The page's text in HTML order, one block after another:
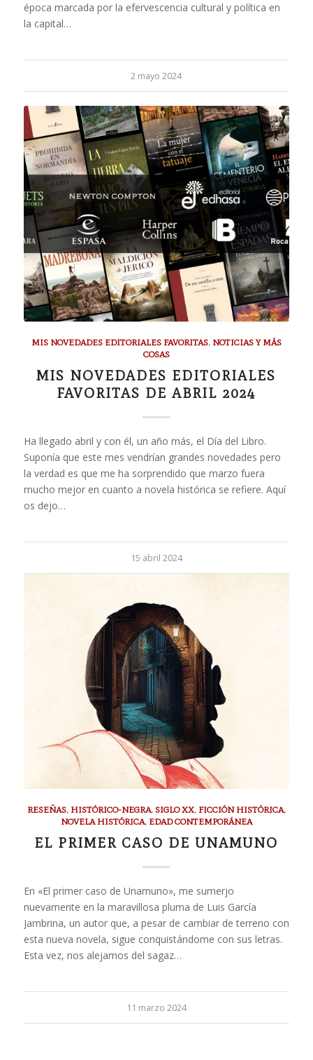
época marcada por la efervescencia cultural y política en
la capital…
2 mayo 2024
MIS NOVEDADES EDITORIALES FAVORITAS, NOTICIAS Y MÁS
COSAS
MIS NOVEDADES EDITORIALES
FAVORITAS DE ABRIL 2024
Ha llegado abril y con él, un año más, el Día del Libro.
Suponía que este mes vendrían grandes novedades pero
la verdad es que me ha sorprendido que marzo fuera
mucho mejor en cuanto a novela histórica se refiere. Aquí
os dejo…
15 abril 2024
RESEÑAS, HISTÓRICO-NEGRA, SIGLO XX, FICCIÓN HISTÓRICA,
NOVELA HISTÓRICA, EDAD CONTEMPORÁNEA
EL PRIMER CASO DE UNAMUNO
En «El primer caso de Unamuno», me sumerjo
nuevamente en la maravillosa pluma de Luis García
Jambrina, un autor que, a pesar de cambiar de terreno con
esta nueva novela, sigue conquistándome con sus letras.
Esta vez, nos alejamos del sagaz…
11 marzo 2024